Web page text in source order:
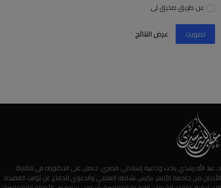
عن طريق صديق لى
تصويت عرض النتائج
د. عبد الله رشدي باحث وداعية إسلامي مصري، حاصل على الدكتوراه في مقارنة
الأديان من جامعة الأزهر. يكرس نشاطه العلمي والدعوي للدفاع عن ثوابت العقيدة